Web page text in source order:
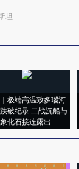
坦
极端高温致多瑙河
破纪录 二战沉船与
化石接连露出